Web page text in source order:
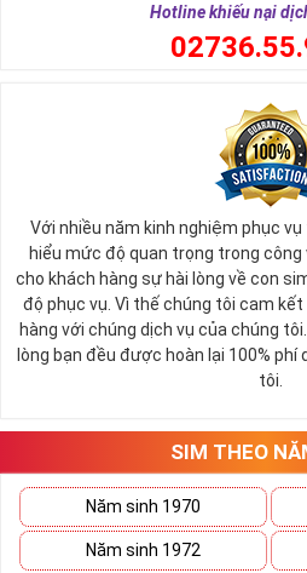
Hotline khiếu nại
0
Với nhiều năm kinh nghiệm phục
hiểu mức độ quan trọng trong
cho khách hàng sự hài lòng về con
độ phục vụ. Vì thế chúng tôi cam
hàng với chúng dịch vụ của chúng
lòng bạn đều được hoàn lại 100%
tôi.
SIM THEO
Năm sinh 1970
Năm sinh 1972